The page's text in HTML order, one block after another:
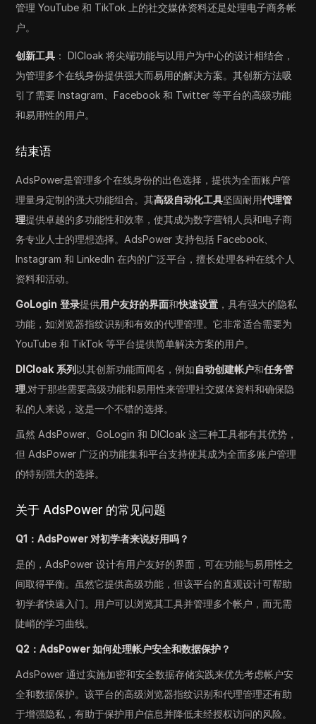
管理 YouTube 和 TikTok 上的社交媒体资料还是处理电子商务帐
户。
创新工具 ： DICloak 将尖端功能与以用户为中心的设计相结合，
为管理多个在线身份提供强大而易用的解决方案。其创新方法吸
引了需要 Instagram、Facebook 和 Twitter 等平台的高级功能
和易用性的用户。
结束语
AdsPower是管理多个在线身份的出色选择，提供为全面账户管
理量身定制的强大功能组合。其高级自动化工具坚固耐用代理管
理提供卓越的多功能性和效率，使其成为数字营销人员和电子商
务专业人士的理想选择。AdsPower 支持包括 Facebook、
Instagram 和 LinkedIn 在内的广泛平台，擅长处理各种在线个人
资料和活动。
GoLogin 登录提供用户友好的界面和快速设置 ，具有强大的隐私
功能，如浏览器指纹识别和有效的代理管理。它非常适合需要为
YouTube 和 TikTok 等平台提供简单解决方案的用户。
DICloak 系列以其创新功能而闻名，例如自动创建帐户和任务管
理.对于那些需要高级功能和易用性来管理社交媒体资料和确保隐
私的人来说，这是一个不错的选择。
虽然 AdsPower、GoLogin 和 DICloak 这三种工具都有其优势，
但 AdsPower 广泛的功能集和平台支持使其成为全面多账户管理
的特别强大的选择。
关于 AdsPower 的常见问题
Q1：AdsPower 对初学者来说好用吗？
是的，AdsPower 设计有用户友好的界面，可在功能与易用性之
间取得平衡。虽然它提供高级功能，但该平台的直观设计可帮助
初学者快速入门。用户可以浏览其工具并管理多个帐户，而无需
陡峭的学习曲线。
Q2：AdsPower 如何处理帐户安全和数据保护？
AdsPower 通过实施加密和安全数据存储实践来优先考虑帐户安
全和数据保护。该平台的高级浏览器指纹识别和代理管理还有助
于增强隐私，有助于保护用户信息并降低未经授权访问的风险。